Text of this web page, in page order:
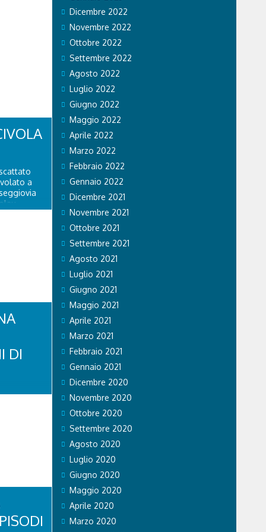
a
Falco 2
DI
sul
recano
Dicembre 2022
Novembre 2022
Ottobre 2022
Settembre 2022
Agosto 2022
Luglio 2022
Giugno 2022
Maggio 2022
Aprile 2022
Marzo 2022
Febbraio 2022
Gennaio 2022
Dicembre 2021
Novembre 2021
Ottobre 2021
Settembre 2021
Agosto 2021
Luglio 2021
Giugno 2021
Maggio 2021
Aprile 2021
Marzo 2021
Febbraio 2021
Gennaio 2021
Dicembre 2020
Novembre 2020
Ottobre 2020
Settembre 2020
Agosto 2020
Luglio 2020
Giugno 2020
Maggio 2020
Aprile 2020
Marzo 2020